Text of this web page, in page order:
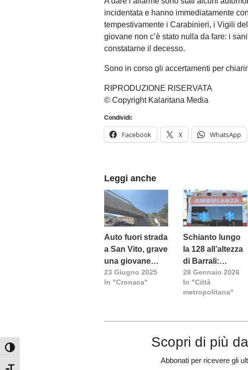
Attiva/disattiva alto contrasto
incidentata e hanno immediatamente
tempestivamente i Carabinieri, i Vigili
giovane non c’è stato nulla da fare: i
constatarne il decesso.
Sono in corso gli accertamenti per
RIPRODUZIONE RISERVATA
© Copyright Kalaritana Media
Condividi:
Facebook X WhatsApp
Leggi anche
Auto fuori strada
a San Vito, grave
una giovane
donna
23 Giugno 2025
In "Cronaca"
Schianto lungo
la 128 all’altezza
di Barrali:
quattro i feriti
28 Gennaio 2026
In "Città
metropolitana"
Scopri di più
Abbonati per ricevere gli